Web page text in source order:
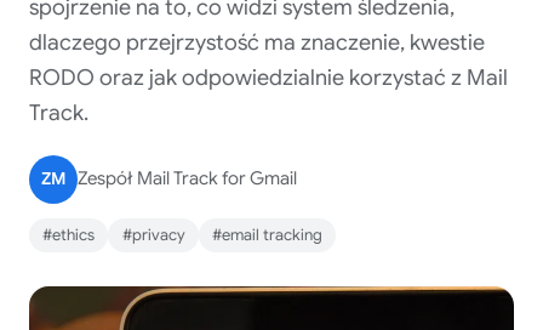
spojrzenie na to, co widzi system śledzenia,
dlaczego przejrzystość ma znaczenie, kwestie
RODO oraz jak odpowiedzialnie korzystać z Mail
Track.
ZM Zespół Mail Track for Gmail
#ethics #privacy #email tracking